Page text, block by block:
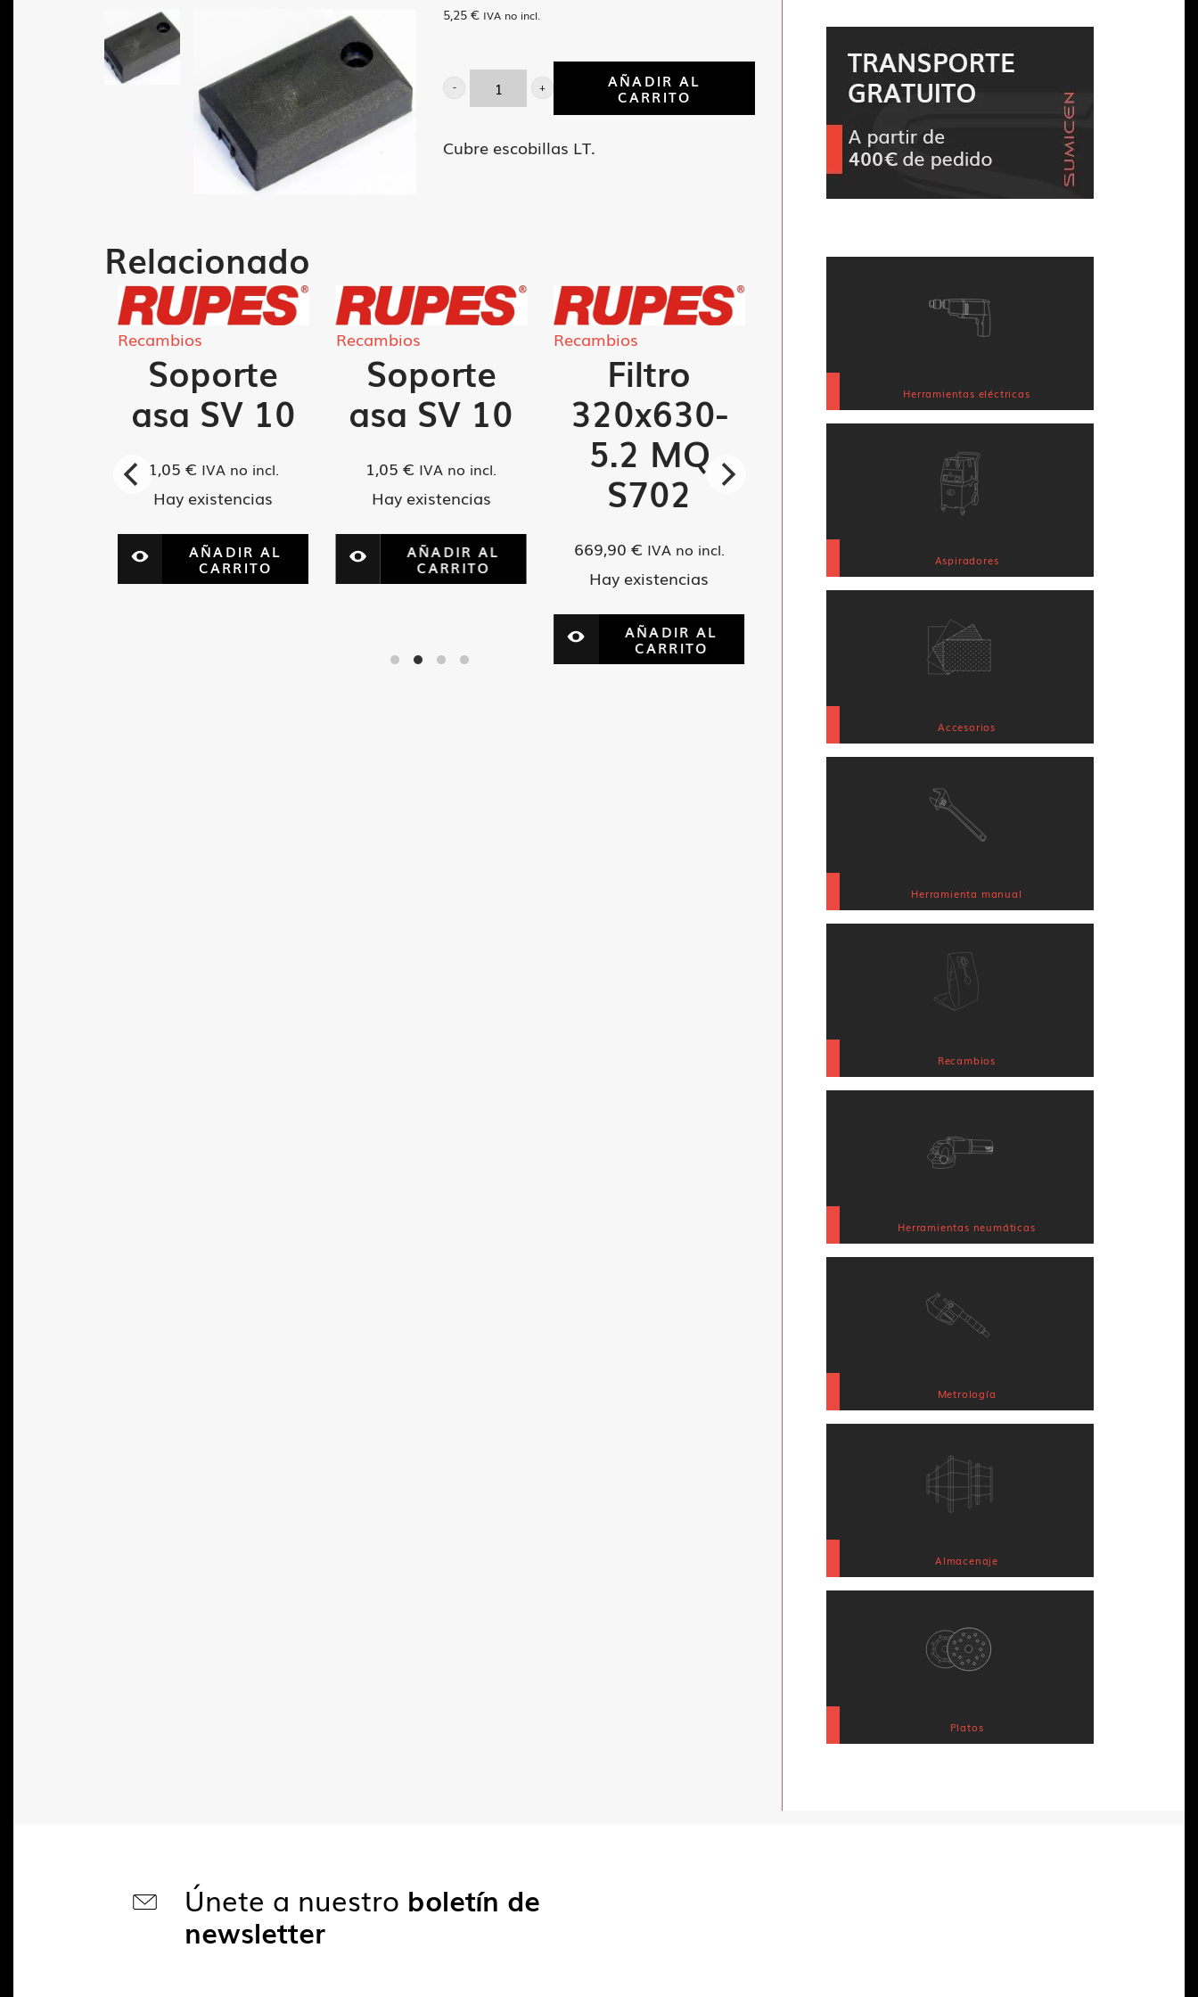
5,25 € IVA no incl.
Cubre
LT.
AÑADIR AL
CARRITO
Cubre escobillas LT.
Relacionado
Recambios
Soporte
asa SV 10
1,05 € IVA no incl.
Hay existencias
AÑADIR AL
CARRITO
Recambios
Soporte
asa SV 10
1,05€ IVA no incl.
Hay existencias
AÑADIR AL
CARRITO
Recambios
Filtro
320x630-
5.2 MQ
S702
669,90 € IVA no incl.
Hay existencias
AÑADIR AL
CARRITO
Herramientas eléctricas
Aspiradores
Accesorios
Herramienta manual
Recambios
Herramientas neumáticas
Metrología
Almacenaje
Platos
Únete a nuestro boletín de
newsletter